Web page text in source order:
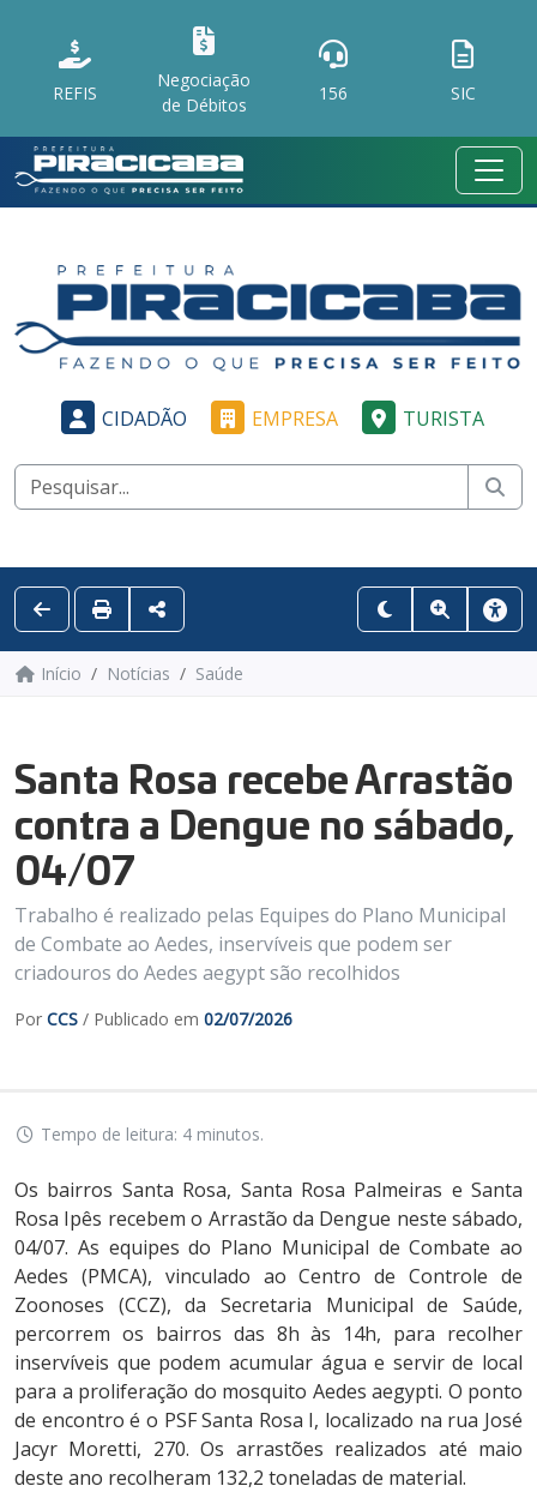
REFIS
Negociação
de Débitos
156 SIC
CIDADÃO EMPRESA TURISTA
Início Notícias Saúde
Santa Rosa recebe Arrastão
contra a Dengue no sábado,
04/07
Trabalho é realizado pelas Equipes do Plano Municipal
de Combate ao Aedes, inservíveis que podem ser
criadouros do Aedes aegypt são recolhidos
Por CCS / Publicado em 02/07/2026
Tempo de leitura: 4 minutos.
Os bairros Santa Rosa, Santa Rosa Palmeiras e Santa
Rosa Ipês recebem o Arrastão da Dengue neste sábado,
04/07. As equipes do Plano Municipal de Combate ao
Aedes (PMCA), vinculado ao Centro de Controle de
Zoonoses (CCZ), da Secretaria Municipal de Saúde,
percorrem os bairros das 8h às 14h, para recolher
inservíveis que podem acumular água e servir de local
para a proliferação do mosquito Aedes aegypti. O ponto
de encontro é o PSF Santa Rosa I, localizado na rua José
Jacyr Moretti, 270. Os arrastões realizados até maio
deste ano recolheram 132,2 toneladas de material.